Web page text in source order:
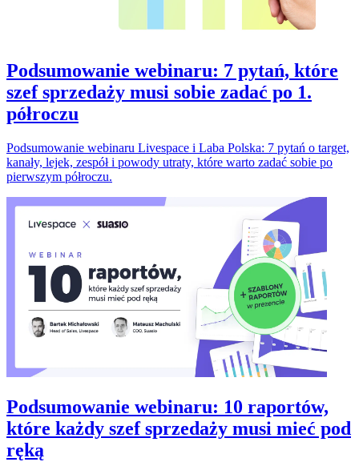
Podsumowanie webinaru: 7 pytań, które
szef sprzedaży musi sobie zadać po 1.
półroczu
Podsumowanie webinaru Livespace i Laba Polska: 7 pytań o target,
kanały, lejek, zespół i powody utraty, które warto zadać sobie po
pierwszym półroczu.
Podsumowanie webinaru: 10 raportów,
które każdy szef sprzedaży musi mieć pod
ręką